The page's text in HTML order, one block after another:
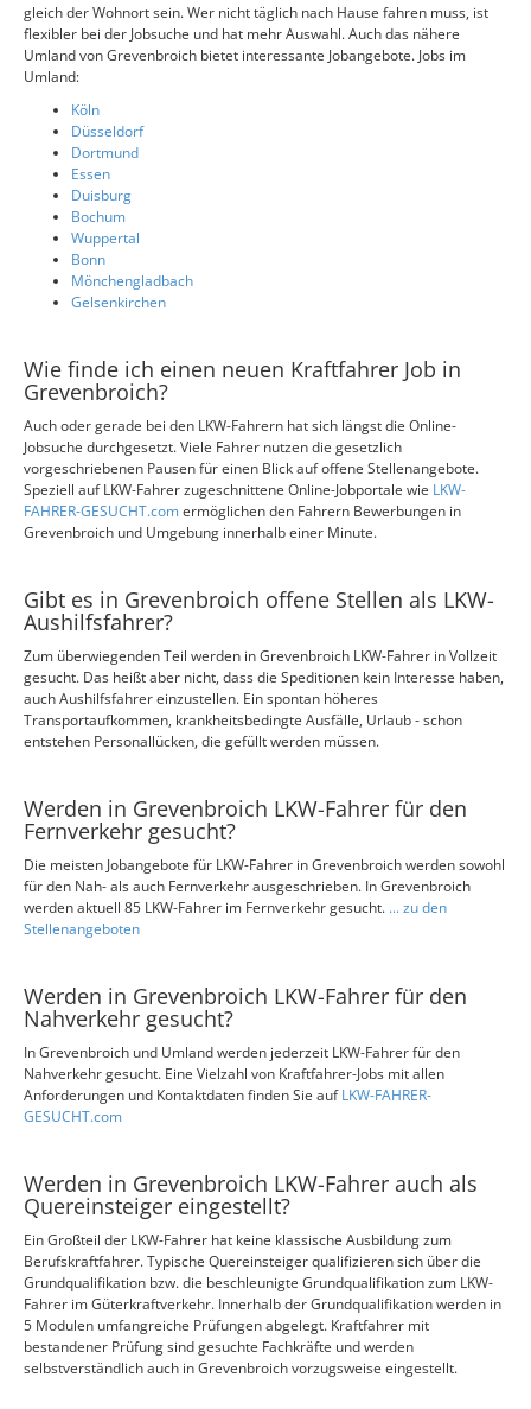
gleich der Wohnort sein. Wer nicht täglich nach Hause fahren muss, ist
flexibler bei der Jobsuche und hat mehr Auswahl. Auch das nähere
Umland von Grevenbroich bietet interessante Jobangebote. Jobs im
Umland:
Köln
Düsseldorf
Dortmund
Essen
Duisburg
Bochum
Wuppertal
Bonn
Mönchengladbach
Gelsenkirchen
Wie finde ich einen neuen Kraftfahrer Job in
Grevenbroich?
Auch oder gerade bei den LKW-Fahrern hat sich längst die Online-
Jobsuche durchgesetzt. Viele Fahrer nutzen die gesetzlich
vorgeschriebenen Pausen für einen Blick auf offene Stellenangebote.
Speziell auf LKW-Fahrer zugeschnittene Online-Jobportale wie LKW-
FAHRER-GESUCHT.comermöglichen den Fahrern Bewerbungen in
Grevenbroich und Umgebung innerhalb einer Minute.
Gibt es in Grevenbroich offene Stellen als LKW-
Aushilfsfahrer?
Zum überwiegenden Teil werden in Grevenbroich LKW-Fahrer in Vollzeit
gesucht. Das heißt aber nicht, dass die Speditionen kein Interesse haben,
auch Aushilfsfahrer einzustellen. Ein spontan höheres
Transportaufkommen, krankheitsbedingte Ausfälle, Urlaub - schon
entstehen Personallücken, die gefüllt werden müssen.
Werden in Grevenbroich LKW-Fahrer für den
Fernverkehr gesucht?
Die meisten Jobangebote für LKW-Fahrer in Grevenbroich werden sowohl
für den Nah- als auch Fernverkehr ausgeschrieben. In Grevenbroich
werden aktuell 85 LKW-Fahrer im Fernverkehr gesucht. ... zu den
Stellenangeboten
Werden in Grevenbroich LKW-Fahrer für den
Nahverkehr gesucht?
In Grevenbroich und Umland werden jederzeit LKW-Fahrer für den
Nahverkehr gesucht. Eine Vielzahl von Kraftfahrer-Jobs mit allen
Anforderungen und Kontaktdaten finden Sie aufLKW-FAHRER-
GESUCHT.com
Werden in Grevenbroich LKW-Fahrer auch als
Quereinsteiger eingestellt?
Ein Großteil der LKW-Fahrer hat keine klassische Ausbildung zum
Berufskraftfahrer. Typische Quereinsteiger qualifizieren sich über die
Grundqualifikation bzw. die beschleunigte Grundqualifikation zum LKW-
Fahrer im Güterkraftverkehr. Innerhalb der Grundqualifikation werden in
5 Modulen umfangreiche Prüfungen abgelegt. Kraftfahrer mit
bestandener Prüfung sind gesuchte Fachkräfte und werden
selbstverständlich auch in Grevenbroich vorzugsweise eingestellt.